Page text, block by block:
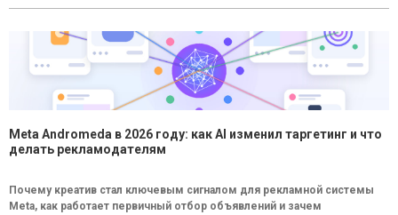
Meta Andromeda в 2026 году: как AI изменил таргетинг и что
делать рекламодателям
Почему креатив стал ключевым сигналом для рекламной системы
Meta, как работает первичный отбор объявлений и зачем